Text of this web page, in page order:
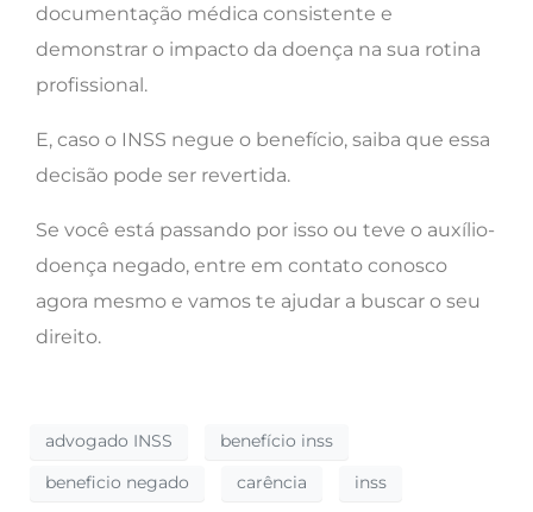
documentação médica consistente e
demonstrar o impacto da doença na sua rotina
profissional.
E, caso o INSS negue o benefício, saiba que essa
decisão pode ser revertida.
Se você está passando por isso ou teve o auxílio-
doença negado, entre em contato conosco
agora mesmo e vamos te ajudar a buscar o seu
direito.
advogado INSS
benefício inss
beneficio negado
carência inss